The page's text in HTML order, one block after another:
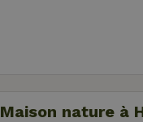
Maison nature à